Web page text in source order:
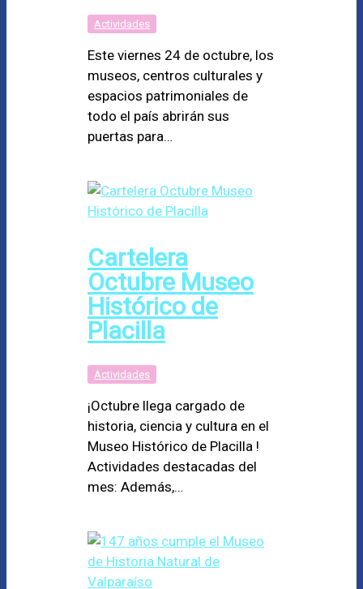
Actividades
Este viernes 24 de octubre, los
museos, centros culturales y
espacios patrimoniales de
todo el país abrirán sus
puertas para…
Cartelera
Octubre Museo
Histórico de
Placilla
Actividades
¡Octubre llega cargado de
historia, ciencia y cultura en el
Museo Histórico de Placilla !
Actividades destacadas del
mes: Además,…